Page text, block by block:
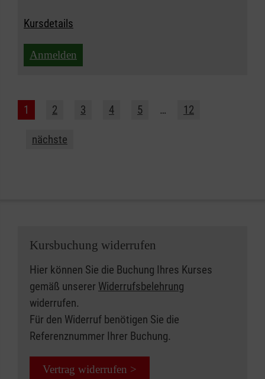
Kursdetails
Anmelden
1 2 3 4 5 … 12
nächste
Kursbuchung widerrufen
Hier können Sie die Buchung Ihres Kurses
gemäß unserer Widerrufsbelehrung
widerrufen.
Für den Widerruf benötigen Sie die
Referenznummer Ihrer Buchung.
Vertrag widerrufen >